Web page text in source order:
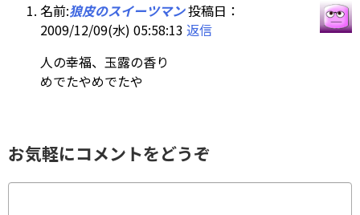
名前:狼皮のスイーツマン投稿日：
2009/12/09(水) 05:58:13 返信
人の幸福、玉露の香り
めでたやめでたや
お気軽にコメントをどうぞ